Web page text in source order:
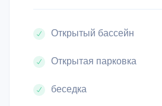
Открытый бассейн
Открытая парковка
беседка